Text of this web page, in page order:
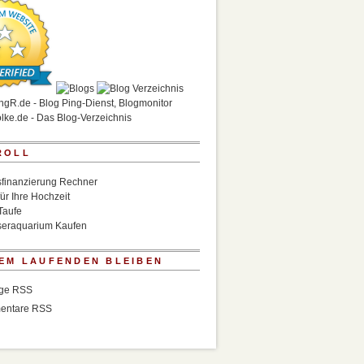
Rechner
Ihre Hochzeit
Kaufen
LAUFENDEN BLEIBEN
RSS
RSS